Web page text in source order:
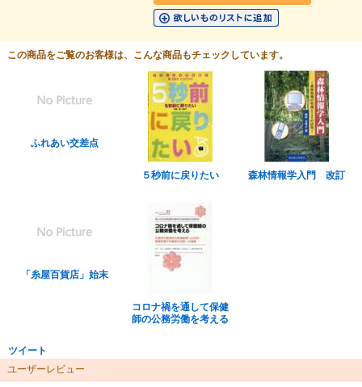
この商品をご覧のお客様は、こんな商品もチェックしています。
ふれあい交差点
５秒前に戻りたい 森林情報学入門 改訂
「糸屋百貨店」始末
コロナ禍を通して保健
師の公務労働を考える
ツイート
ユーザーレビュー